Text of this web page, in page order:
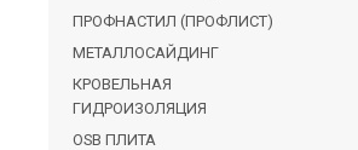
ПРОФНАСТИЛ (ПРОФЛИСТ)
МЕТАЛЛОСАЙДИНГ
КРОВЕЛЬНАЯ
ГИДРОИЗОЛЯЦИЯ
OSB ПЛИТА